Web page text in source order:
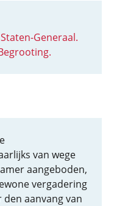
Generaal.
van wege
aangeboden,
vergadering
aanvang van